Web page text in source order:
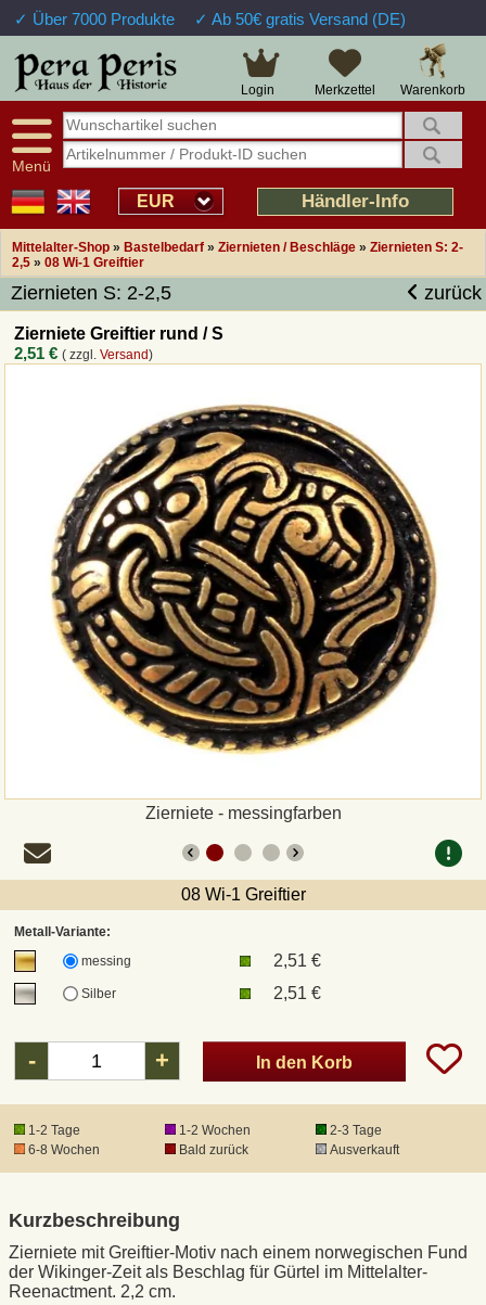
✓ Über 7000 Produkte ✓ Ab 50€ gratis Versand (DE)
Warenkorb
Merkzettel
Login
Menü
EUR Händler-Info
Mittelalter-Shop » Bastelbedarf » Ziernieten / Beschläge » Ziernieten S: 2-
2,5 » 08 Wi-1 Greiftier
Ziernieten S: 2-2,5 zurück
Zierniete Greiftier rund / S
2,51 € ( zzgl.Versand)
Zierniete - messingfarben
08 Wi-1 Greiftier
Metall-Variante:
messing
2,51 €
Silber 2,51 €
- + In den Korb
1-2 Tage 1-2 Wochen
2-3 Tage
6-8 Wochen
Bald zurück Ausverkauft
Kurzbeschreibung
Zierniete mit Greiftier-Motiv nach einem norwegischen Fund
der Wikinger-Zeit als Beschlag für Gürtel im Mittelalter-
Reenactment. 2,2 cm.
Große Auswahl
Verfügbarkeitsanzeige
Sendungsverfolgung
Intelligente Navigation
Freundlicher Service
14 Tage Widerrufsrecht
Über 25 Jahre Erfahrung
Schnelle Rücküberweisung
Kulant bei Retouren
Prof. Auftragsabwicklung
Übersicht Mittelalter-Produkte
Impressum
Widerrufsfunktion
Rückruf-Service
Zahlungsweisen
Sepa
PayPal
Vorkasse
UPS
DHL Paket
DPD
Waffenrecht und FSK 18
Produkthaftung
Datenschutz